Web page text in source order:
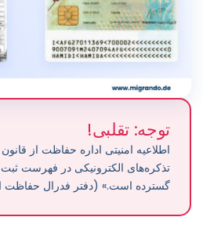
توجه: تقلبی!
اطلاعیه امنیتی اداره حفاظت از
تذکره‌های الکترونیکی در فهرست
گسترده است.» (دفتر فدرال حفاظت از